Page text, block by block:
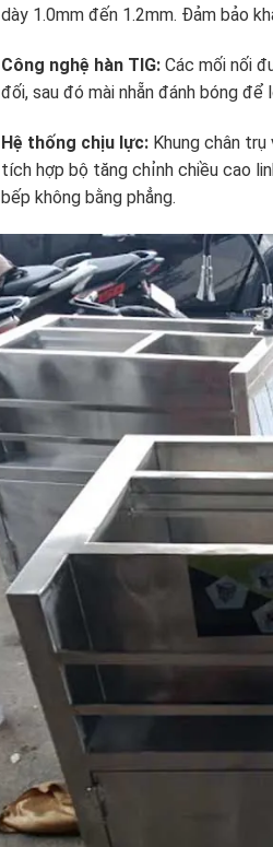
dày 1.0mm đến 1.2mm. Đảm bảo
Công nghệ hàn TIG:Các mối nối
đối, sau đó mài nhẵn đánh bóng để
Hệ thống chịu lực:Khung chân trụ
tích hợp bộ tăng chỉnh chiều cao
bếp không bằng phẳng.